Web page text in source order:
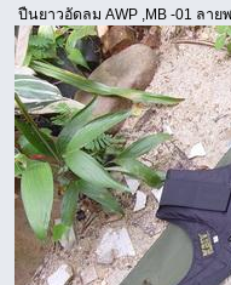
ปืนยาวอัดลม AWP ,MB -01 ลาย